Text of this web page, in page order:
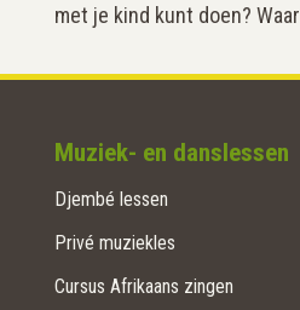
met je kind kunt doen?
Muziek- en danslessen
Djembé lessen
Privé muziekles
Cursus Afrikaans zingen